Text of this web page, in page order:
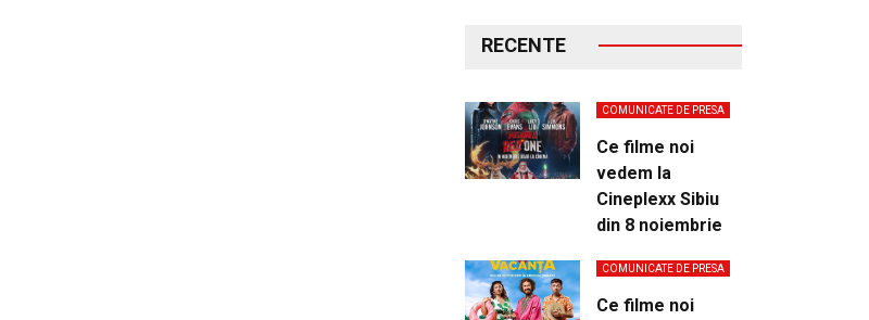
RECENTE
COMUNICATE DE PRESA
Ce filme noi
vedem la
Cineplexx Sibiu
din 8 noiembrie
COMUNICATE DE PRESA
Ce filme noi